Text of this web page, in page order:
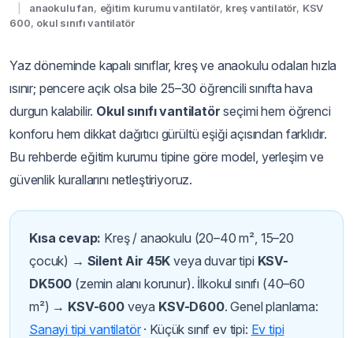
anaokulu fan, eğitim kurumu vantilatör, kreş vantilatör, KSV
600, okul sınıfı vantilatör
Yaz döneminde kapalı sınıflar, kreş ve anaokulu odaları hızla
ısınır; pencere açık olsa bile 25–30 öğrencili sınıfta hava
durgun kalabilir. Okul sınıfı vantilatör seçimi hem öğrenci
konforu hem dikkat dağıtıcı gürültü eşiği açısından farklıdır.
Bu rehberde eğitim kurumu tipine göre model, yerleşim ve
güvenlik kurallarını netleştiriyoruz.
Kısa cevap: Kreş / anaokulu (20–40 m², 15–20
çocuk) → Silent Air 45K veya duvar tipi KSV-
DK500 (zemin alanı korunur). İlkokul sınıfı (40–60
m²) → KSV-600veya KSV-D600. Genel planlama:
Sanayi tipi vantilatör· Küçük sınıf ev tipi: Ev tipi